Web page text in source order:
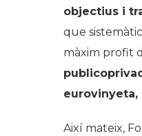
objectius i
que
màxim profit
eurovinyeta,
Així mateix,